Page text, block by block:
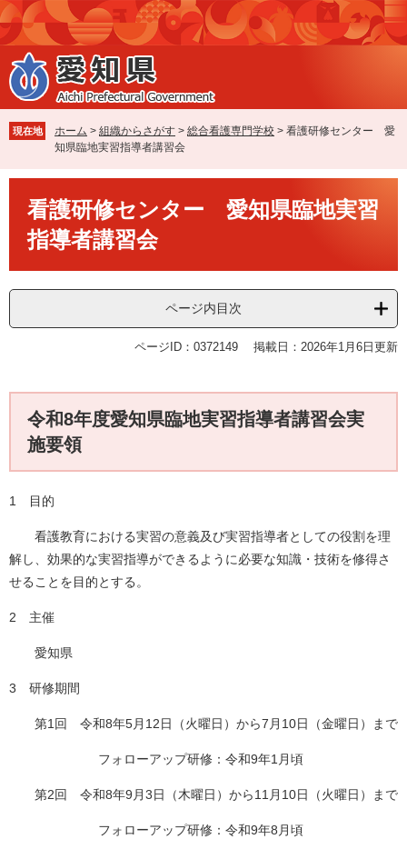
ペ
ー
ジ
の
先
で
す
メ
ニ
ュ
ー
を
ば
し
本
現在地 ホーム > 組織からさがす > 総合看護専門学校 > 看護研修センター 愛
知県臨地実習指導者講習会
看護研修センター 愛知県臨地実習
指導者講習会
ページ内目次
ページID：0372149 掲載日：2026年1月6日更新
令和8年度愛知県臨地実習指導者講習会実
施要領
1 目的
看護教育における実習の意義及び実習指導者としての役割を理
解し、効果的な実習指導ができるように必要な知識・技術を修得さ
せることを目的とする。
2 主催
愛知県
3 研修期間
第1回 令和8年5月12日（火曜日）から7月10日（金曜日）まで
フォローアップ研修：令和9年1月頃
第2回 令和8年9月3日（木曜日）から11月10日（火曜日）まで
フォローアップ研修：令和9年8月頃